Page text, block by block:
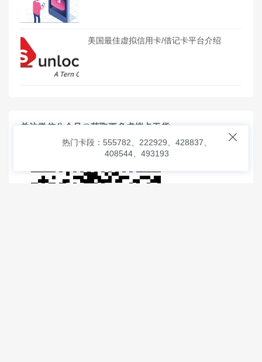
美国最佳虚拟信用卡/借记卡平台介绍
关注微信公众号@获取更多虚拟卡干货

热门卡段：555782、222929、428837、
408544、493193